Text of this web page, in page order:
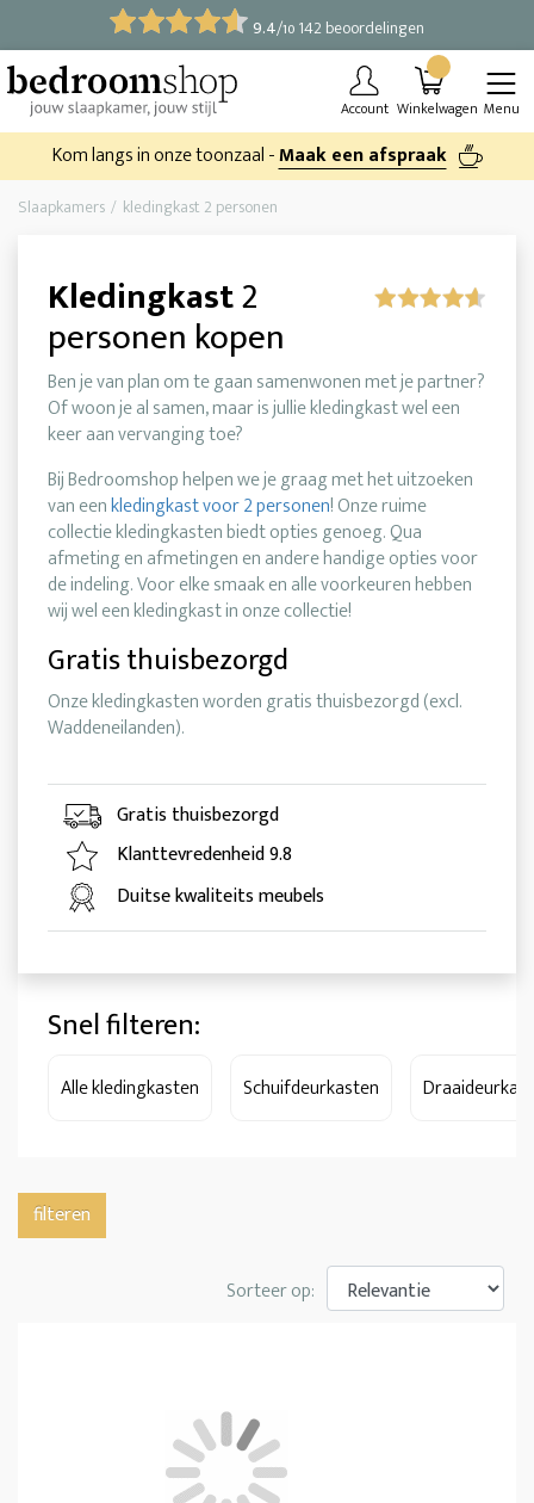
9.4/10 142 beoordelingen
Account Winkelwagen Menu
Kom langs in onze toonzaal -Maak een afspraak
Slaapkamers kledingkast 2 personen
Kledingkast2
personen kopen
Ben je van plan om te gaan samenwonen met je partner?
Of woon je al samen, maar is jullie kledingkast wel een
keer aan vervanging toe?
Bij Bedroomshop helpen we je graag met het uitzoeken
van eenkledingkast voor 2 personen! Onze ruime
collectie kledingkasten biedt opties genoeg. Qua
afmeting en afmetingen en andere handige opties voor
de indeling. Voor elke smaak en alle voorkeuren hebben
wij wel een kledingkast in onze collectie!
Gratis thuisbezorgd
Onze kledingkasten worden gratis thuisbezorgd (excl.
Waddeneilanden).
Gratis thuisbezorgd
Klanttevredenheid 9.8
Duitse kwaliteits meubels
Snel filteren:
Alle kledingkasten Schuifdeurkasten
filteren
Sorteer op: